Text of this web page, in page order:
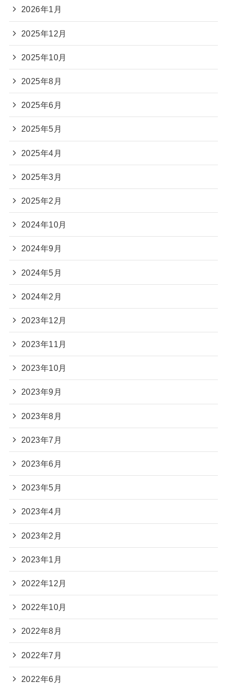
2026年1月
2025年12月
2025年10月
2025年8月
2025年6月
2025年5月
2025年4月
2025年3月
2025年2月
2024年10月
2024年9月
2024年5月
2024年2月
2023年12月
2023年11月
2023年10月
2023年9月
2023年8月
2023年7月
2023年6月
2023年5月
2023年4月
2023年2月
2023年1月
2022年12月
2022年10月
2022年8月
2022年7月
2022年6月